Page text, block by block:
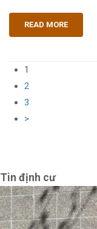
READ MORE
1
2
3
>
Tin định cư